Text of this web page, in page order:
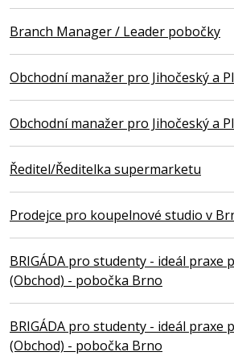
Branch Manager / Leader pobočky
Obchodní manažer pro Jihočeský a
Obchodní manažer pro Jihočeský a
Ředitel/Ředitelka supermarketu
Prodejce pro koupelnové studio v
BRIGÁDA pro studenty - ideál praxe
(Obchod) - pobočka Brno
BRIGÁDA pro studenty - ideál praxe
(Obchod) - pobočka Brno